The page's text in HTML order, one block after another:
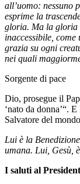
all’uomo: nessuno
esprime la
gloria. Ma la gloria
inaccessibile,
grazia su ogni
nei quali
Sorgente di pace
Dio, prosegue il
‘nato da donna’“.
Salvatore del
Lui è la
umana. Lui, Gesù,
I saluti al